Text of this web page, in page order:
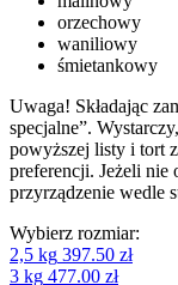
orzechowy
waniliowy
śmietankowy
Uwaga! Składając
specjalne”.
powyższej listy i tort
preferencji. Jeżeli nie
przyrządzenie wedle
Wybierz rozmiar:
2,5 kg 397.50 zł
3 kg 477.00 zł